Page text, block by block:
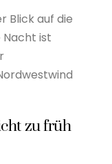
Blick auf die
ist
zu früh